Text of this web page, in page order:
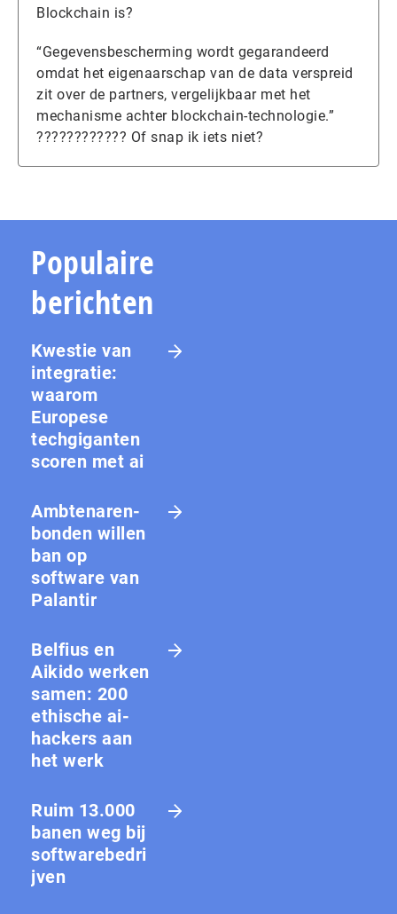
Blockchain is?
“Gegevensbescherming wordt gegarandeerd
omdat het eigenaarschap van de data verspreid
zit over de partners, vergelijkbaar met het
mechanisme achter blockchain-technologie.”
???????????? Of snap ik iets niet?
Populaire
berichten
Kwestie van
integratie:
waarom
Europese
techgiganten
scoren met ai
Amb­te­na­ren­
bon­den willen
ban op
software van
Palantir
Belfius en
Aikido werken
samen: 200
ethische ai-
hackers aan
het werk
Ruim 13.000
banen weg bij
softwarebedri
jven